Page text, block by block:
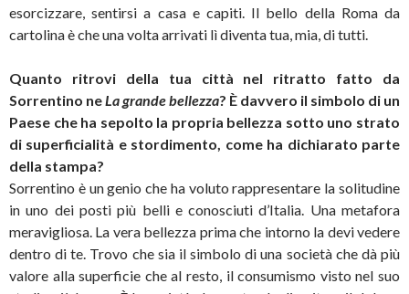
esorcizzare, sentirsi a casa e capiti. Il bello della Roma da
cartolina è che una volta arrivati lì diventa tua, mia, di tutti.
Quanto ritrovi della tua città nel ritratto fatto da
Sorrentino neLa grande bellezza? È davvero il simbolo di un
Paese che ha sepolto la propria bellezza sotto uno strato
di superficialità e stordimento, come ha dichiarato parte
della stampa?
Sorrentino è un genio che ha voluto rappresentare la solitudine
in uno dei posti più belli e conosciuti d’Italia. Una metafora
meravigliosa. La vera bellezza prima che intorno la devi vedere
dentro di te. Trovo che sia il simbolo di una società che dà più
valore alla superficie che al resto, il consumismo visto nel suo